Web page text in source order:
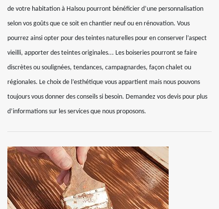
de votre habitation à Halsou pourront bénéficier d’une personnalisation
selon vos goûts que ce soit en chantier neuf ou en rénovation. Vous
pourrez ainsi opter pour des teintes naturelles pour en conserver l’aspect
vieilli, apporter des teintes originales... Les boiseries pourront se faire
discrètes ou soulignées, tendances, campagnardes, façon chalet ou
régionales. Le choix de l’esthétique vous appartient mais nous pouvons
toujours vous donner des conseils si besoin. Demandez vos devis pour plus
d’informations sur les services que nous proposons.